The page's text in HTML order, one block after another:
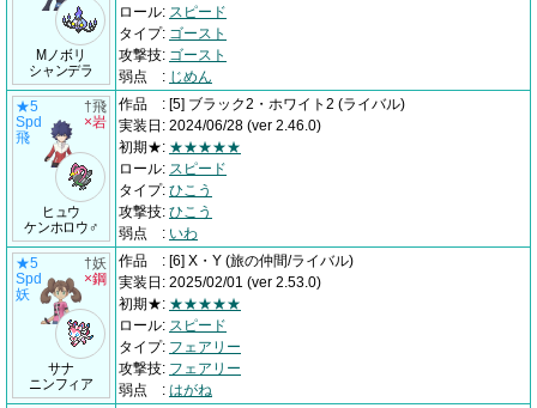
Mノボリ
シャンデラ
ロール: スピード
タイプ: ゴースト
攻撃技: ゴースト
弱点
: じめん
★5
Spd
飛
ヒュウ
ケンホロウ♂
†飛
×岩
作品 : [5] ブラック2・ホワイト2 (ライバル)
実装日 : 2024/06/28 (ver 2.46.0)
初期★: ★★★★★
ロール: スピード
タイプ: ひこう
攻撃技: ひこう
弱点
: いわ
★5
Spd
妖
サナ
ニンフィア
†妖
×鋼
作品 : [6] X・Y (旅の仲間/ライバル)
実装日 : 2025/02/01 (ver 2.53.0)
初期★: ★★★★★
ロール: スピード
タイプ: フェアリー
攻撃技: フェアリー
弱点
: はがね